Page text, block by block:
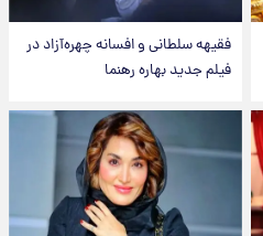
فقیهه سلطانی و افسانه چهره‌آزاد در
فیلم جدید بهاره رهنما